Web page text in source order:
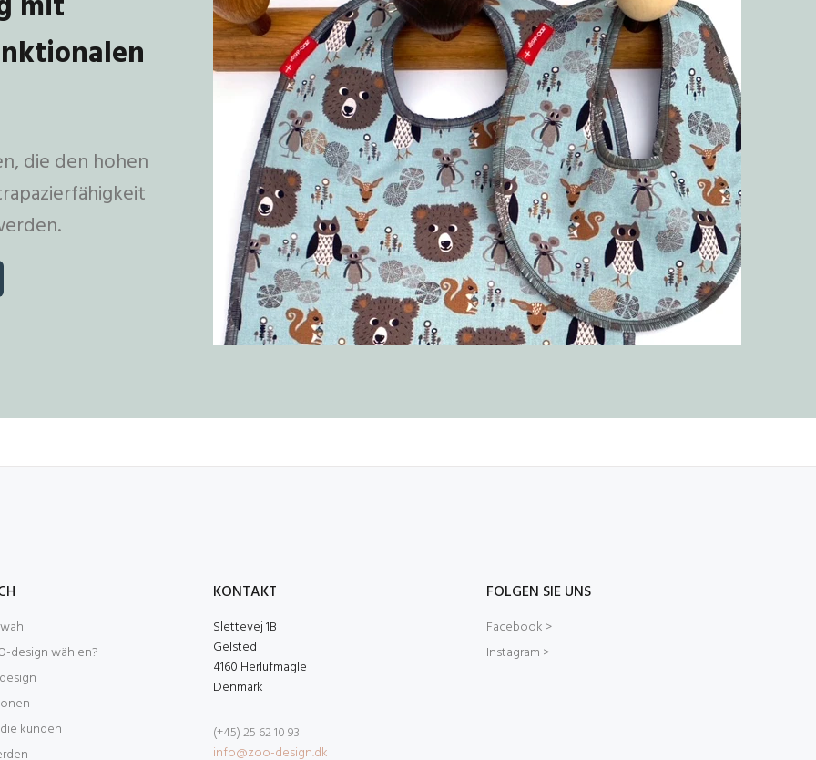
die den hohen
design wählen?
kunden
KONTAKT
Slettevej 1B
Gelsted
4160 Herlufmagle
Denmark
(+45) 25 62 10 93
info@zoo-design.dk
FOLGEN SIE UNS
Facebook >
Instagram >